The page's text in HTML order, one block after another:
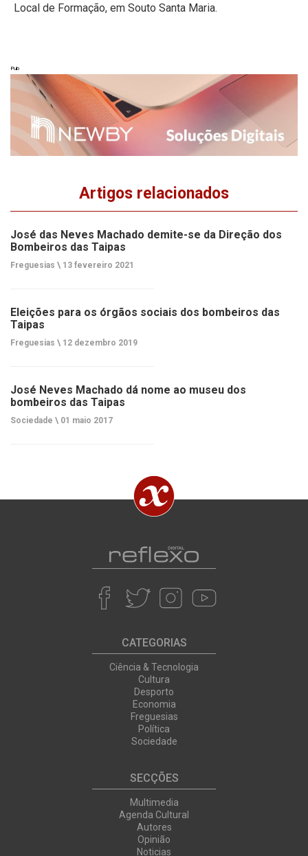
Local de Formação, em Souto Santa Maria.
Pub
Artigos relacionados
José das Neves Machado demite-se da Direção dos
Bombeiros das Taipas
Freguesias \ 13 fevereiro 2021
Eleições para os órgãos sociais dos bombeiros das
Taipas
Freguesias \ 12 dezembro 2019
José Neves Machado dá nome ao museu dos
bombeiros das Taipas
Sociedade \ 01 maio 2017
CATEGORIAS
Ciência & Tecnologia
Cultura
Desporto
Economia
Freguesias
Política
Sociedade
SECÇÕES
Multimedia
Agenda Cultural
Autores
Opinião
Noticias